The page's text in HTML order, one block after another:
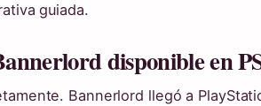
guiada.
disponible en
Bannerlord llegó a